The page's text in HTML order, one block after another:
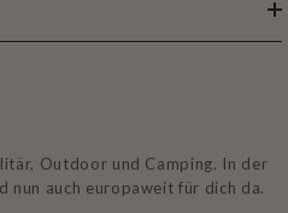
Outdoor und Camping. In der
nun auch europaweit für dich da.